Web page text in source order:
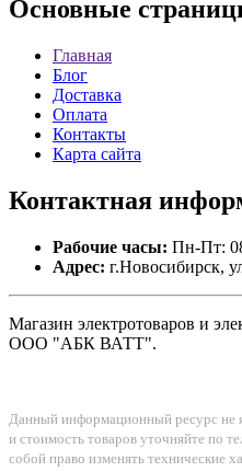
Основные
Главная
Блог
Доставка
Оплата
Контакты
Карта сайта
Контактная
Рабочие часы: Пн-Пт:
Адрес: г.Новосибирск,
Магазин электротоваров и
ООО "АБК ВАТТ".
Данный информационный ресурс не
и стоимость товаров уточняйте по
собой право изменять технические